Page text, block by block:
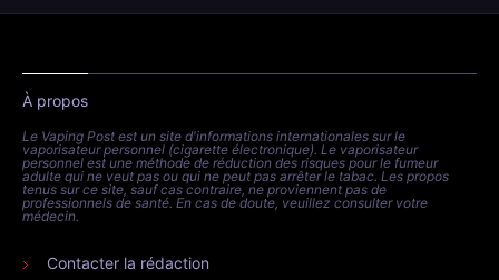
À propos
Le Vaping Post est un site d'informations internationales sur le
vaporisateur personnel (cigarette électronique). Le vaporisateur
personnel est une méthode de réduction des risques pour le fumeur
adulte qui ne veut pas ou qui ne peut pas arrêter le tabac. Les propos
tenus sur ce site, sauf cas contraire, ne proviennent pas de
professionnels de santé. En cas de doute, veuillez consulter votre
médecin.
Contacter la rédaction